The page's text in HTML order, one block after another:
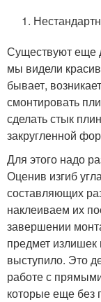
Существуют еще
мы видели
бывает,
смонтировать
сделать стык
закругленной
Для этого надо
Оценив изгиб
составляющих
наклеиваем их
завершении
предмет излишек
выступило. Это
работе с
которые еще без